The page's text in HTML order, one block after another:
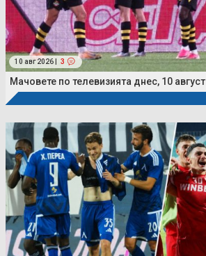
10 авг 2026 | 3
Мачовете по телевизията днес, 10 август